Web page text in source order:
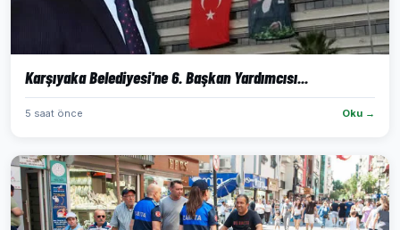
Karşıyaka Belediyesi'ne 6. Başkan Yardımcısı...
5 saat önce Oku →